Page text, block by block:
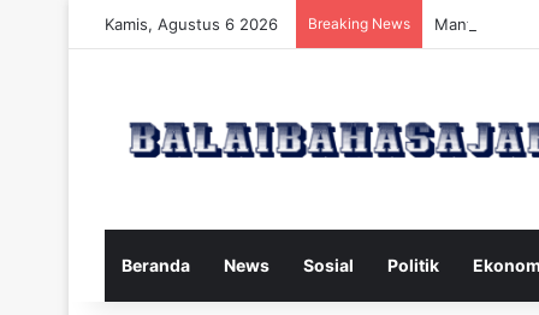
Kamis, Agustus 6 2026 Breaking News Manfaat dan
Beranda News Sosial Politik